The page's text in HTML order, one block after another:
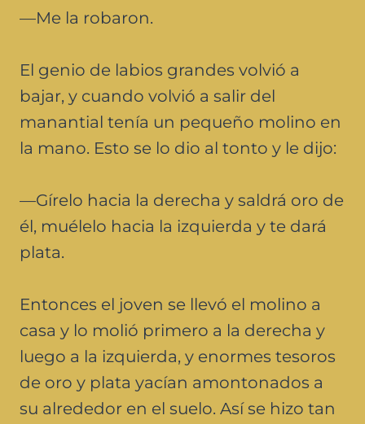
—Me la robaron.
El genio de labios grandes volvió a
bajar, y cuando volvió a salir del
manantial tenía un pequeño molino en
la mano. Esto se lo dio al tonto y le dijo:
—Gírelo hacia la derecha y saldrá oro de
él, muélelo hacia la izquierda y te dará
plata.
Entonces el joven se llevó el molino a
casa y lo molió primero a la derecha y
luego a la izquierda, y enormes tesoros
de oro y plata yacían amontonados a
su alrededor en el suelo. Así se hizo tan